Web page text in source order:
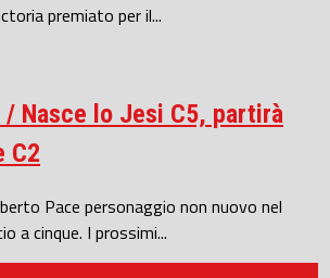
premiato per il...
/ Nasce lo Jesi C5, partirà
C2
Pace personaggio non nuovo nel
a cinque. I prossimi...